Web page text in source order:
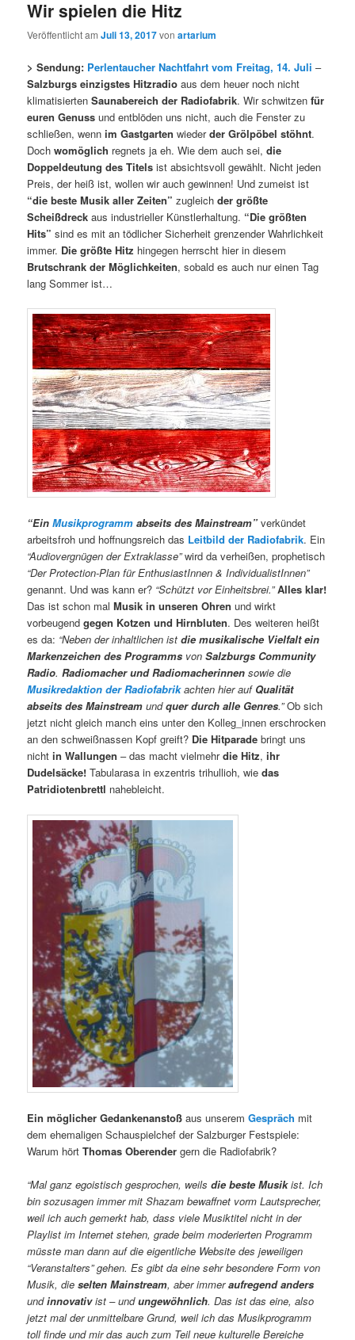
Wir spielen die Hitz
Veröffentlicht amJuli 13, 2017vonartarium
> Sendung: Perlentaucher Nachtfahrt vom Freitag, 14. Juli –
Salzburgs einzigstes Hitzradio aus dem heuer noch nicht
klimatisiertenSaunabereich der Radiofabrik. Wir schwitzenfür
euren Genuss und entblöden uns nicht, auch die Fenster zu
schließen, wennim Gastgarten wiederder Grölpöbel stöhnt.
Dochwomöglich regnets ja eh. Wie dem auch sei,die
Doppeldeutung des Titels ist absichtsvoll gewählt. Nicht jeden
Preis, der heiß ist, wollen wir auch gewinnen! Und zumeist ist
“die beste Musik aller Zeiten” zugleichder größte
Scheißdreck aus industrieller Künstlerhaltung. “Die größten
Hits” sind es mit an tödlicher Sicherheit grenzender Wahrlichkeit
immer. Die größte Hitz hingegen herrscht hier in diesem
Brutschrank der Möglichkeiten, sobald es auch nur einen Tag
lang Sommer ist…
“EinMusikprogramm abseits des Mainstream” verkündet
arbeitsfroh und hoffnungsreich das Leitbild der Radiofabrik. Ein
“Audiovergnügen der Extraklasse”wird da verheißen, prophetisch
“Der Protection-Plan für EnthusiastInnen & IndividualistInnen”
genannt. Und was kann er? “Schützt vor Einheitsbrei.”Alles klar!
Das ist schon malMusik in unseren Ohren und wirkt
vorbeugendgegen Kotzen und Hirnbluten. Des weiteren heißt
es da: “Neben der inhaltlichen istdie musikalische Vielfalt ein
Markenzeichen des Programms vonSalzburgs Community
Radio.Radiomacher und Radiomacherinnen sowie die
Musikredaktion der Radiofabrikachten hier auf Qualität
abseits des Mainstream undquer durch alle Genres.”Ob sich
jetzt nicht gleich manch eins unter den Kolleg_innen erschrocken
an den schweißnassen Kopf greift? Die Hitparade bringt uns
nichtin Wallungen – das macht vielmehrdie Hitz,ihr
Dudelsäcke! Tabularasa in exzentris trihullioh, wiedas
Patridiotenbrettl nahebleicht.
Ein möglicher Gedankenanstoß aus unseremGespräch mit
dem ehemaligen Schauspielchef der Salzburger Festspiele:
Warum hörtThomas Oberender gern die Radiofabrik?
“Mal ganz egoistisch gesprochen, weilsdie beste Musikist. Ich
bin sozusagen immer mit Shazam bewaffnet vorm Lautsprecher,
weil ich auch gemerkt hab, dass viele Musiktitel nicht in der
Playlist im Internet stehen, grade beim moderierten Programm
müsste man dann auf die eigentliche Website des jeweiligen
“Veranstalters” gehen. Es gibt da eine sehr besondere Form von
Musik, dieselten Mainstream, aber immeraufregend anders
undinnovativist – undungewöhnlich. Das ist das eine, also
jetzt mal der unmittelbare Grund, weil ich das Musikprogramm
toll finde und mir das auch zum Teil neue kulturelle Bereiche